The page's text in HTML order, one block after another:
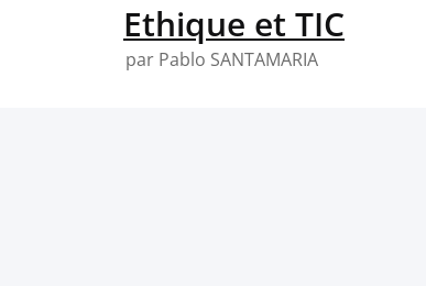
Ethique et TIC
par Pablo SANTAMARIA